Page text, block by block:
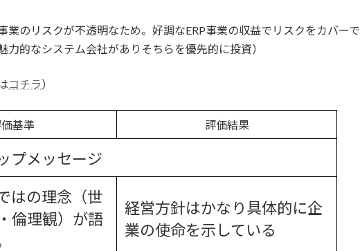
業のリスクが不透明なため。好調なERP事業の収益でリスクをカバーで
力的なシステム会社がありそちらを優先的に投資）
コチラ）
価基準 評価結果
プメッセージ
はの理念（世
倫理観）が語
経営方針はかなり具体的に企
業の使命を示している